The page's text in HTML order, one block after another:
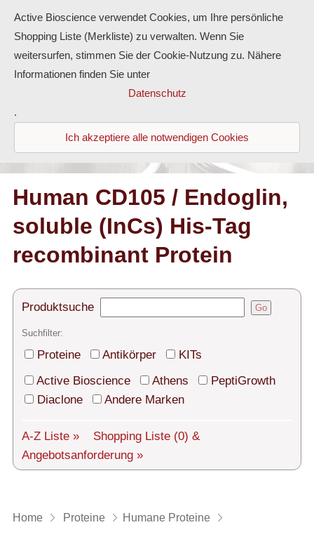
Antikörper
ELISA-Kits
Diaclone Produkte
Home
Produkte
Technischer Support
Versand
Über uns
AGBs
Login
Human CD105 / Endoglin,
soluble (InCs) His-Tag
recombinant Protein
Produktsuche Go
Suchfilter:
Proteine Antikörper
KITs
Active Bioscience
Athens
PeptiGrowth
Diaclone
Andere Marken
A-Z Liste » Shopping Liste (0) &
Angebotsanforderung »
Home Proteine Humane Proteine
Active Bioscience verwendet Cookies, um Ihre persönliche
Shopping Liste (Merkliste) zu verwalten. Wenn Sie
weitersurfen, stimmen Sie der Cookie-Nutzung zu. Nähere
Informationen finden Sie unter
Datenschutz
.
Ich akzeptiere alle notwendigen Cookies